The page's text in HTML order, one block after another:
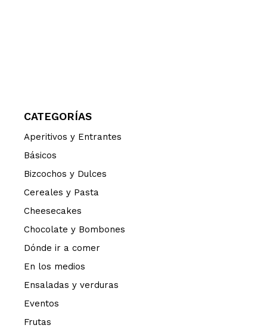
CATEGORÍAS
Aperitivos y Entrantes
Básicos
Bizcochos y Dulces
Cereales y Pasta
Cheesecakes
Chocolate y Bombones
Dónde ir a comer
En los medios
Ensaladas y verduras
Eventos
Frutas